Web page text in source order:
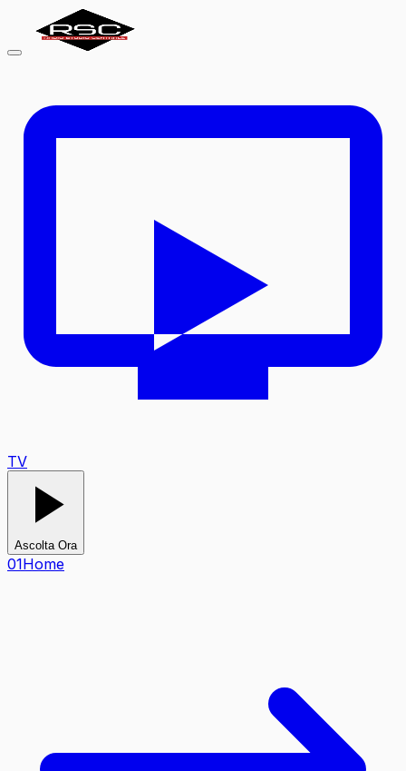
Ascolta Ora
01Home